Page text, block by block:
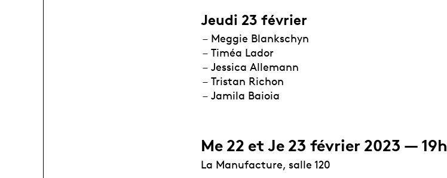
Jeudi 23 février
Meggie Blankschyn
Timéa Lador
Jessica Allemann
Tristan Richon
Jamila Baioia
Me 22 et Je 23 février 2023 — 19h
La Manufacture, salle 120